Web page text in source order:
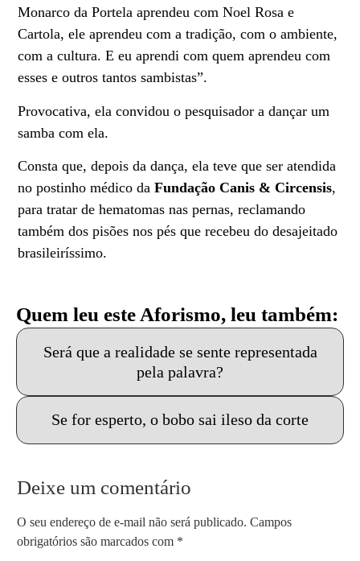
Monarco da Portela aprendeu com Noel Rosa e
Cartola, ele aprendeu com a tradição, com o ambiente,
com a cultura. E eu aprendi com quem aprendeu com
esses e outros tantos sambistas”.
Provocativa, ela convidou o pesquisador a dançar um
samba com ela.
Consta que, depois da dança, ela teve que ser atendida
no postinho médico daFundação Canis & Circensis,
para tratar de hematomas nas pernas, reclamando
também dos pisões nos pés que recebeu do desajeitado
brasileiríssimo.
Quem leu este Aforismo, leu também:
Será que a realidade se sente representada
pela palavra?
Se for esperto, o bobo sai ileso da corte
Deixe um comentário
O seu endereço de e-mail não será publicado. Campos
obrigatórios são marcados com *